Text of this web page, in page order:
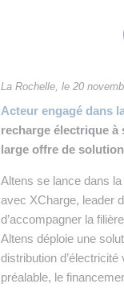
TOUTES LES
La Rochelle, le 20
Acteur engagé dans
recharge électrique
large offre de
Altens se lance dans
avec XCharge, leader
d’accompagner la
Altens déploie une
distribution
préalable, le